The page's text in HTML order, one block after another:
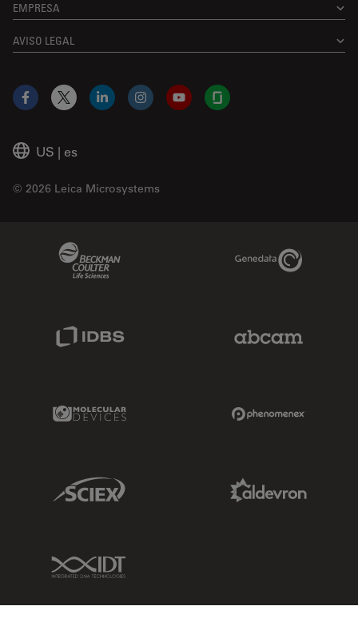
EMPRESA
AVISO LEGAL
US | es
© 2026 Leica Microsystems
Facebook
X LinkedInInstagramYouTubeGlassdoor
Genedata Link
Molecular Devices Link
Sciex Link
IDT Link